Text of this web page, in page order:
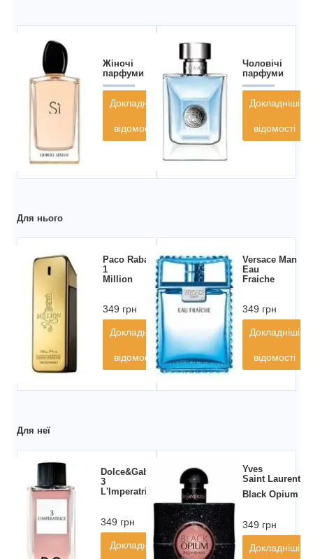
Жіночі
парфуми
Докладніші
відомості
Чоловічі
парфуми
Докладніші
відомості
Для нього
Paco Rabanne
1
Million
349 грн
Докладніші
відомості
Versace Man
Eau
Fraiche
349 грн
Докладніші
відомості
Для неї
Dolce&Gabbana
3
L'Imperatrice
349 грн
Докладніші
Yves
Saint Laurent
Black Opium
349 грн
Докладніші